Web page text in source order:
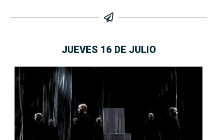
JUEVES 16 DE JULIO